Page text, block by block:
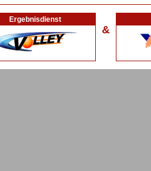
Ergebnisdienst
&